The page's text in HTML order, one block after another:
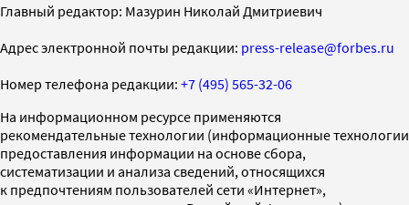
Главный редактор: Мазурин Николай Дмитриевич
Адрес электронной почты редакции: press-release@forbes.ru
Номер телефона редакции: +7 (495) 565-32-06
На информационном ресурсе применяются
рекомендательные технологии (информационные технологии
предоставления информации на основе сбора,
систематизации и анализа сведений, относящихся
к предпочтениям пользователей сети «Интернет»,